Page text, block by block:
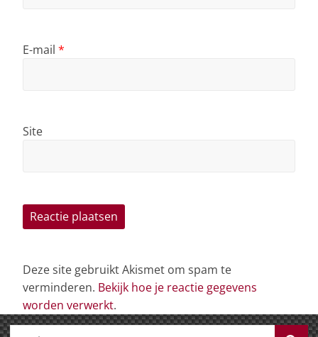
E-mail *
Site
Deze site gebruikt Akismet om spam te
verminderen. Bekijk hoe je reactie gegevens
worden verwerkt.